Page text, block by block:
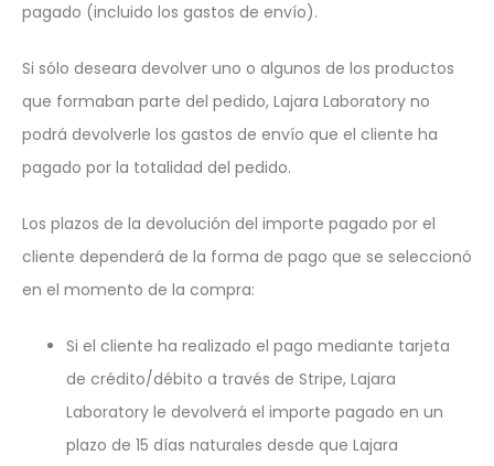
pagado (incluido los gastos de envío).
Si sólo deseara devolver uno o algunos de los productos
que formaban parte del pedido, Lajara Laboratory no
podrá devolverle los gastos de envío que el cliente ha
pagado por la totalidad del pedido.
Los plazos de la devolución del importe pagado por el
cliente dependerá de la forma de pago que se seleccionó
en el momento de la compra:
Si el cliente ha realizado el pago mediante tarjeta
de crédito/débito a través de Stripe, Lajara
Laboratory le devolverá el importe pagado en un
plazo de 15 días naturales desde que Lajara